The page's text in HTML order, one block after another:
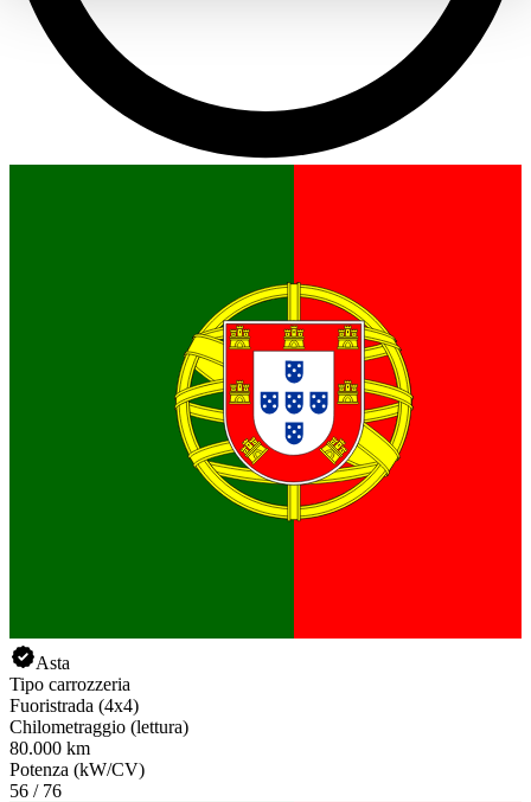
haben oder die sie im Rahmen Ihrer Nutzung der Dienste
gesammelt haben.
Asta
Tipo carrozzeria
Fuoristrada (4x4)
Chilometraggio (lettura)
80.000 km
Potenza (kW/CV)
56 / 76